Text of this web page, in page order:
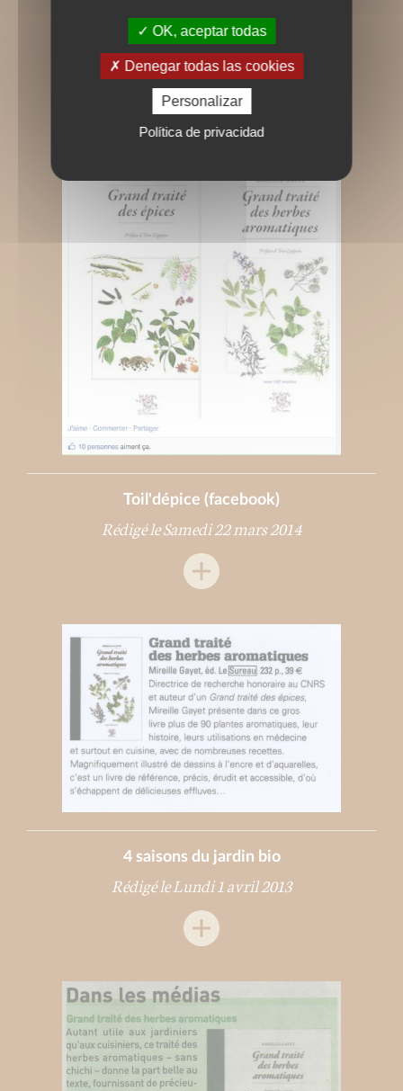
Toil'dépice (facebook)
Rédigé le Samedi 22 mars 2014
4 saisons du jardin bio
Rédigé le Lundi 1 avril 2013
OK, aceptar todas
Denegar todas las cookies
Personalizar
Política de privacidad